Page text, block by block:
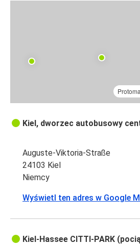
Kiel, dworzec autobusowy
Auguste-Viktoria-Straße
24103 Kiel
Niemcy
Wyświetl ten adres w Google
Kiel-Hassee CITTI-PARK